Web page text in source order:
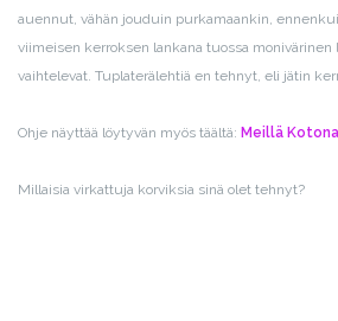
auennut, vähän jouduin purkamaankin,
viimeisen kerroksen lankana tuossa monivärinen
vaihtelevat. Tuplaterälehtiä en tehnyt, eli jätin
Ohje näyttää löytyvän myös täältä: Meillä
Millaisia virkattuja korviksia sinä olet tehnyt?